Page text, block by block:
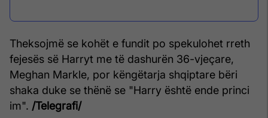
Theksojmë se kohët e fundit po spekulohet rreth
fejesës së Harryt me të dashurën 36-vjeçare,
Meghan Markle, por këngëtarja shqiptare bëri
shaka duke se thënë se "Harry është ende princi
im". /Telegrafi/